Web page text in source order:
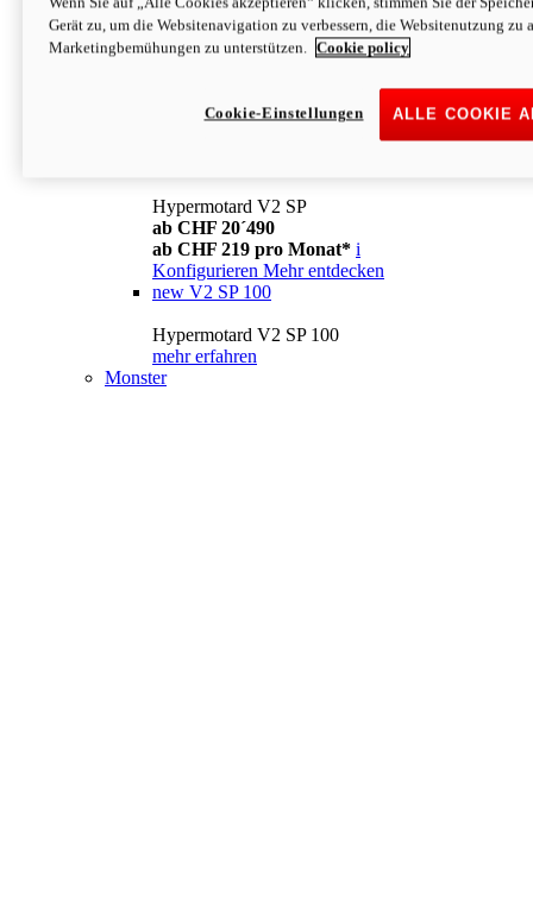
Konfigurieren Mehr entdecken
newV2
ab CHF 169 pro Monat* i
Mehr entdecken
Hypermotard V2 SP
ab CHF 20´490
ab CHF 219 pro Monat* i
Konfigurieren Mehr entdecken
new V2 SP 100
Hypermotard V2 SP 100
mehr erfahren
Monster
Gerät zu, um die Websitenavigation zu verbessern, die Websitenutzung zu
Marketingbemühungen zu unterstützen.
Cookie policy
ALLE COOKIE
Cookie-Einstellungen